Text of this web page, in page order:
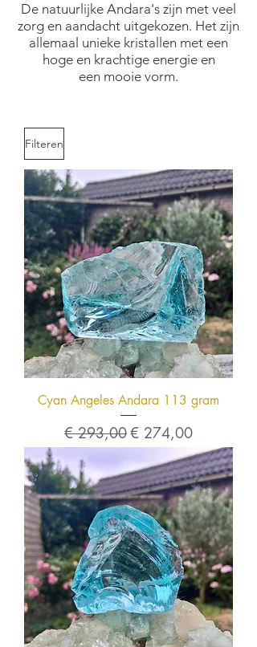
De natuurlijke Andara's zijn met veel
zorg en aandacht uitgekozen. Het zijn
allemaal unieke kristallen met een
hoge en krachtige energie en
een mooie vorm.
Filteren
Cyan Angeles Andara 113 gram
Normale prijs
€ 293,00Verkoopprijs
€ 274,00